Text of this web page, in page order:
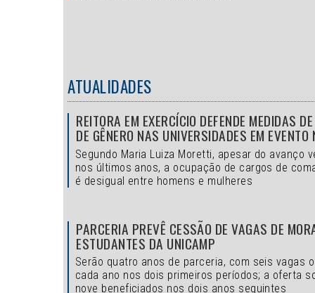
ATUALIDADES
REITORA EM EXERCÍCIO DEFENDE MEDIDAS
DE GÊNERO NAS UNIVERSIDADES EM
Segundo Maria Luiza Moretti, apesar do avanço
nos últimos anos, a ocupação de cargos de
é desigual entre homens e mulheres
PARCERIA PREVÊ CESSÃO DE VAGAS DE
ESTUDANTES DA UNICAMP
Serão quatro anos de parceria, com seis vagas
cada ano nos dois primeiros períodos; a oferta
nove beneficiados nos dois anos seguintes